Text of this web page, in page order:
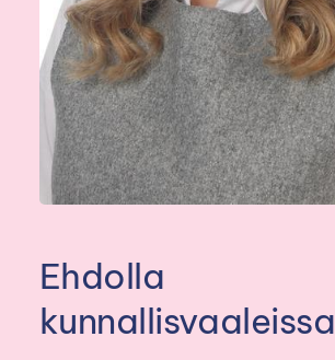
Ehdolla
kunnallisvaaleissa